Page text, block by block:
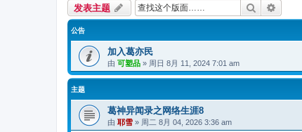
发表主题 搜索
公告
加入葛亦民
由 可塑品 » 周日 8月 11, 2024 7:01 am
主题
葛神异闻录之网络生涯8
由 耶雪 » 周二 8月 04, 2026 3:36 am